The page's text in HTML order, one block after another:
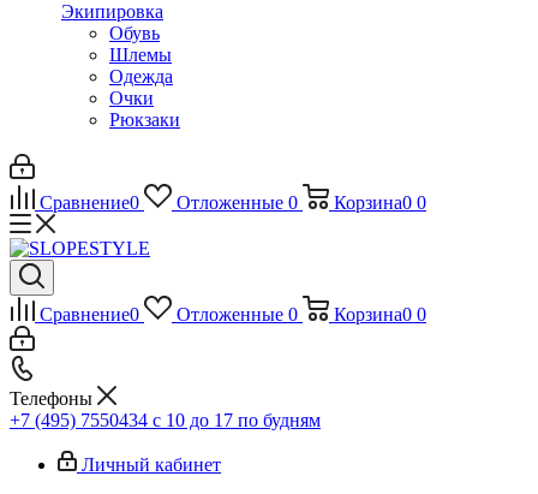
Экипировка
Обувь
Шлемы
Одежда
Очки
Рюкзаки
Сравнение0 Отложенные 0 Корзина0 0
Сравнение0 Отложенные 0 Корзина0 0
Телефоны
+7 (495) 7550434 с 10 до 17 по будням
Личный кабинет